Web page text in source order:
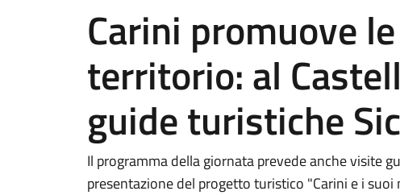
Carini promuove
territorio: al
guide turistiche
Il programma della giornata prevede anche visite
presentazione del progetto turistico "Carini e i suoi